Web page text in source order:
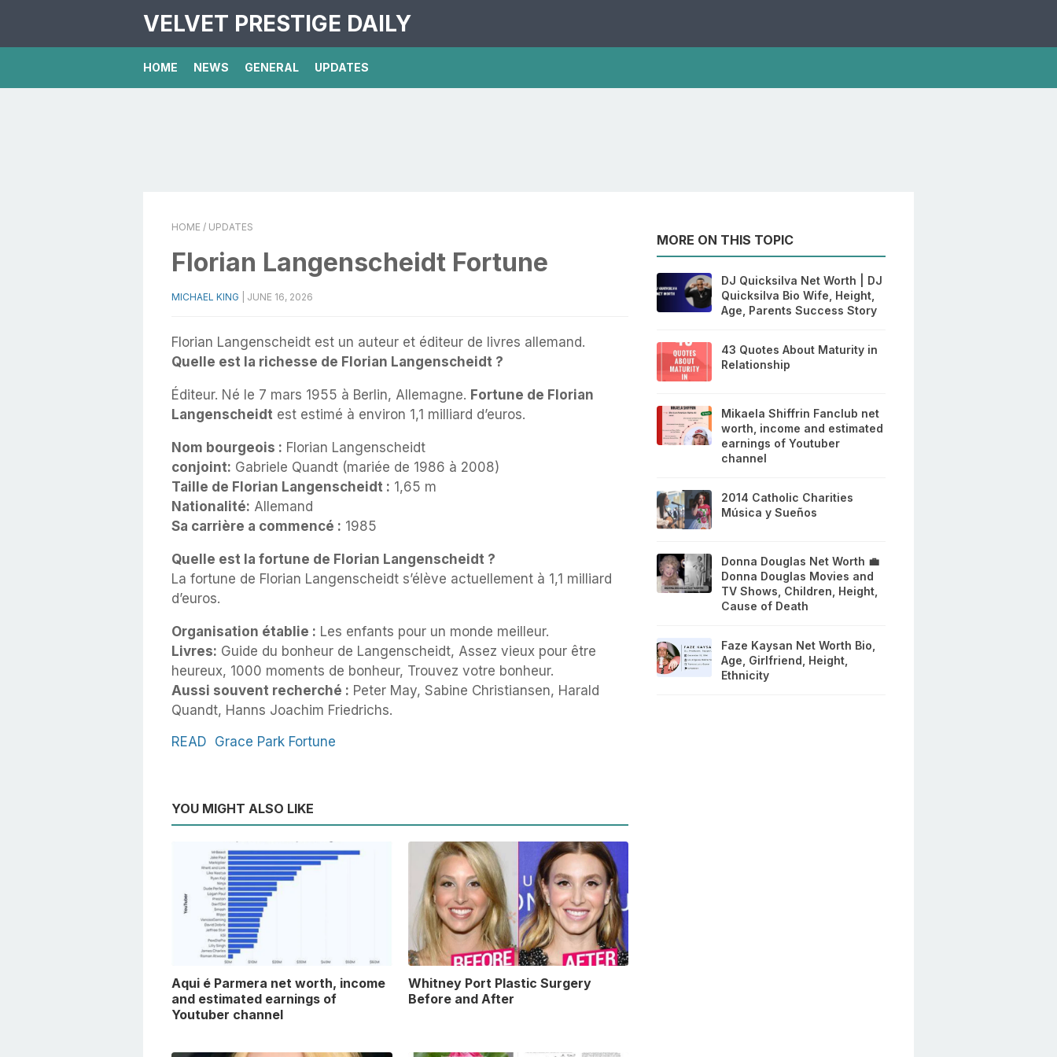
VELVET PRESTIGE DAILY
HOME NEWS GENERAL UPDATES
HOME / UPDATES
Florian Langenscheidt Fortune
MICHAEL KING JUNE 16, 2026
Florian Langenscheidt est un auteur et éditeur de livres allemand.
Quelle est la richesse de Florian Langenscheidt ?
Éditeur. Né le 7 mars 1955 à Berlin, Allemagne. Fortune de Florian
Langenscheidt est estimé à environ 1,1 milliard d’euros.
Nom bourgeois : Florian Langenscheidt
conjoint: Gabriele Quandt (mariée de 1986 à 2008)
Taille de Florian Langenscheidt : 1,65 m
Nationalité: Allemand
Sa carrière a commencé : 1985
Quelle est la fortune de Florian Langenscheidt ?
La fortune de Florian Langenscheidt s’élève actuellement à 1,1 milliard
d’euros.
Organisation établie : Les enfants pour un monde meilleur.
Livres: Guide du bonheur de Langenscheidt, Assez vieux pour être
heureux, 1000 moments de bonheur, Trouvez votre bonheur.
Aussi souvent recherché : Peter May, Sabine Christiansen, Harald
Quandt, Hanns Joachim Friedrichs.
READ Grace Park Fortune
YOU MIGHT ALSO LIKE
Aqui é Parmera net worth, income
and estimated earnings of
Youtuber channel
Whitney Port Plastic Surgery
Before and After
MORE ON THIS TOPIC
DJ Quicksilva Net Worth | DJ
Quicksilva Bio Wife, Height,
Age, Parents Success Story
43 Quotes About Maturity in
Relationship
Mikaela Shiffrin Fanclub net
worth, income and estimated
earnings of Youtuber
channel
2014 Catholic Charities
Música y Sueños
Donna Douglas Net Worth 💼
Donna Douglas Movies and
TV Shows, Children, Height,
Cause of Death
Faze Kaysan Net Worth Bio,
Age, Girlfriend, Height,
Ethnicity